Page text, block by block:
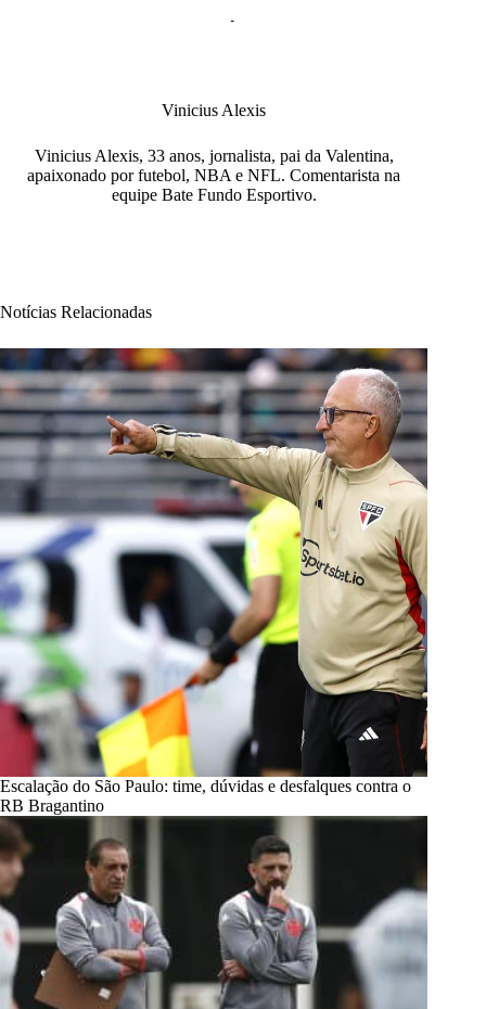
Vinicius Alexis
Vinicius Alexis, 33 anos, jornalista, pai da Valentina,
apaixonado por futebol, NBA e NFL. Comentarista na
equipe Bate Fundo Esportivo.
Notícias Relacionadas
Escalação do São Paulo: time, dúvidas e desfalques contra o
RB Bragantino